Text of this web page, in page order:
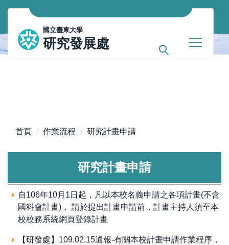
跳
主
內
國立臺東大學
研究發展處
首頁 作業流程 研究計畫申請
研究計畫申請
自106年10月1日起，凡以本校名義申請之各項計畫(不含
國科會計畫)， 請於提出計畫申請前，計畫主持人須至本
校校務系統網頁登錄計畫
【研發處】109.02.15通報-有關本校計畫申請作業程序，